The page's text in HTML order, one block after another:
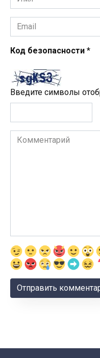
*
Email
*
Код безопасности *
Введите символы
Комментарий